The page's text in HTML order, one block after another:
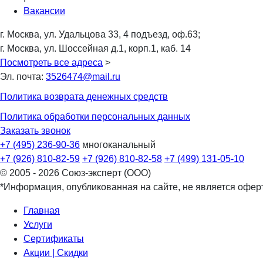
Вакансии
г. Москва, ул. Удальцова 33, 4 подъезд, оф.63;
г. Москва, ул. Шоссейная д.1, корп.1, каб. 14
Посмотреть все адреса >
Эл. почта: 3526474@mail.ru
Политика возврата денежных средств
Политика обработки персональных данных
Заказать звонок
+7 (495) 236-90-36 многоканальный
+7 (926) 810-82-59 +7 (926) 810-82-58 +7 (499) 131-05-10
© 2005 - 2026 Союз-эксперт (ООО)
*Информация, опубликованная на сайте, не является
Главная
Услуги
Сертификаты
Акции | Скидки